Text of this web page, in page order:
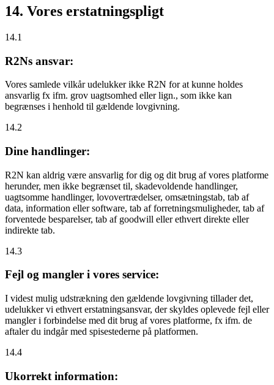
14. Vores erstatningspligt
14.1
R2Ns ansvar:
Vores samlede vilkår udelukker ikke R2N for at kunne holdes
ansvarlig fx ifm. grov uagtsomhed eller lign., som ikke kan
begrænses i henhold til gældende lovgivning.
14.2
Dine handlinger:
R2N kan aldrig være ansvarlig for dig og dit brug af vores platforme
herunder, men ikke begrænset til, skadevoldende handlinger,
uagtsomme handlinger, lovovertrædelser, omsætningstab, tab af
data, information eller software, tab af forretningsmuligheder, tab af
forventede besparelser, tab af goodwill eller ethvert direkte eller
indirekte tab.
14.3
Fejl og mangler i vores service:
I videst mulig udstrækning den gældende lovgivning tillader det,
udelukker vi ethvert erstatningsansvar, der skyldes oplevede fejl eller
mangler i forbindelse med dit brug af vores platforme, fx ifm. de
aftaler du indgår med spisestederne på platformen.
14.4
Ukorrekt information: